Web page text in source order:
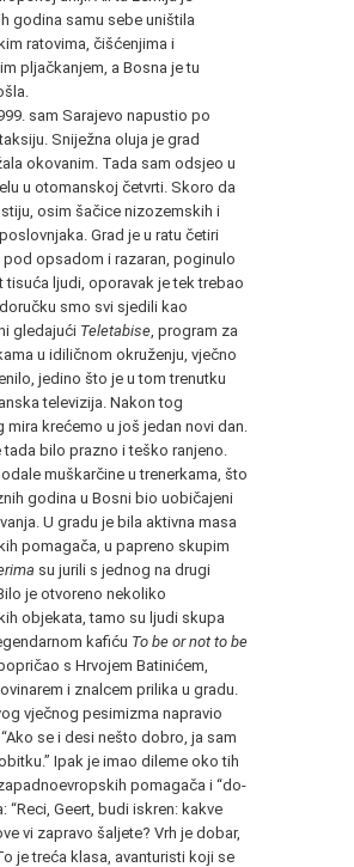
godina samu sebe uništila
ratovima, čišćenjima i
pljačkanjem, a Bosna je tu
sam Sarajevo napustio po
Sniježna oluja je grad
okovanim. Tada sam odsjeo u
u otomanskoj četvrti. Skoro da
osim šačice nizozemskih i
Grad je u ratu četiri
opsadom i razaran, poginulo
tisuća ljudi, oporavak je tek trebao
smo svi sjedili kao
gledajući Teletabise , program za
u idiličnom okruženju, vječno
jedino što je u tom trenutku
televizija. Nakon tog
mira krećemo u još jedan novi dan.
tada bilo prazno i teško ranjeno.
muškarčine u trenerkama, što
godina u Bosni bio uobičajeni
U gradu je bila aktivna masa
pomagača, u papreno skupim
su jurili s jednog na drugi
je otvoreno nekoliko
objekata, tamo su ljudi skupa
kafiću To be or not to be
s Hrvojem Batinićem,
i znalcem prilika u gradu.
vječnog pesimizma napravio
se i desi nešto dobro, ja sam
Ipak je imao dileme oko tih
pomagača i “do-
“Reci, Geert, budi iskren: kakve
vi zapravo šaljete? Vrh je dobar,
je treća klasa, avanturisti koji se